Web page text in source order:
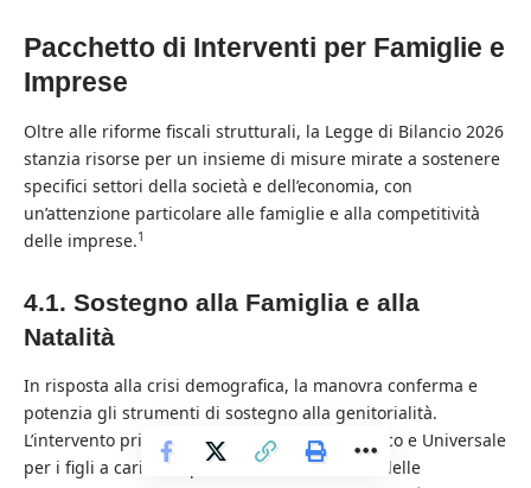
Pacchetto di Interventi per Famiglie e
Imprese
Oltre alle riforme fiscali strutturali, la Legge di Bilancio 2026
stanzia risorse per un insieme di misure mirate a sostenere
specifici settori della società e dell’economia, con
un’attenzione particolare alle famiglie e alla competitività
delle imprese.1
4.1. Sostegno alla Famiglia e alla
Natalità
In risposta alla crisi demografica, la manovra conferma e
potenzia gli strumenti di sostegno alla genitorialità.
L’intervento principale riguarda l’Assegno Unico e Universale
per i figli a carico. Si prevede un incremento delle